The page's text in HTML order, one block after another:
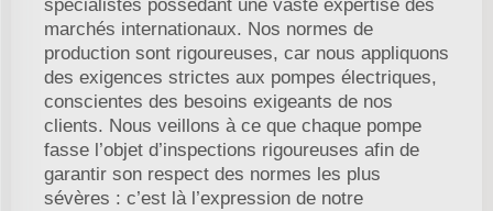
spécialistes possédant une vaste expertise des
marchés internationaux. Nos normes de
production sont rigoureuses, car nous appliquons
des exigences strictes aux pompes électriques,
conscientes des besoins exigeants de nos
clients. Nous veillons à ce que chaque pompe
fasse l’objet d’inspections rigoureuses afin de
garantir son respect des normes les plus
sévères : c’est là l’expression de notre